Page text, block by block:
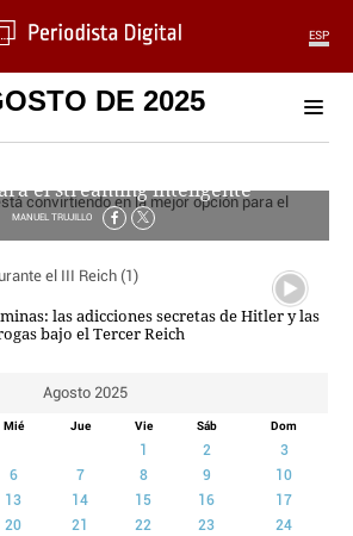
ESP
DE 2025
el streaming inteligente
MANUEL TRUJILLO
las adicciones secretas de Hitler y las
bajo el Tercer Reich
Agosto 2025
Mié Jue Vie Sáb Dom
2
3
6 7 8 9
10
13 14 15 16
17
20 21 22 23
24